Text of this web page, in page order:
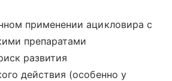
применении ацикловира с
препаратами
развития
действия (особенно у